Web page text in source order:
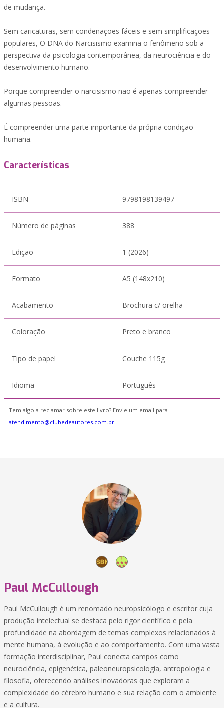
de mudança.
Sem caricaturas, sem condenações fáceis e sem simplificações
populares, O DNA do Narcisismo examina o fenômeno sob a
perspectiva da psicologia contemporânea, da neurociência e do
desenvolvimento humano.
Porque compreender o narcisismo não é apenas compreender
algumas pessoas.
É compreender uma parte importante da própria condição
humana.
Características
ISBN 9798198139497
Número de páginas 388
Edição 1 (2026)
Formato A5 (148x210)
Acabamento Brochura c/ orelha
Coloração Preto e branco
Tipo de papel Couche 115g
Idioma Português
Tem algo a reclamar sobre este livro? Envie um email para
atendimento@clubedeautores.com.br
Paul McCullough
Paul McCullough é um renomado neuropsicólogo e escritor cuja
produção intelectual se destaca pelo rigor científico e pela
profundidade na abordagem de temas complexos relacionados à
mente humana, à evolução e ao comportamento. Com uma vasta
formação interdisciplinar, Paul conecta campos como
neurociência, epigenética, paleoneuropsicologia, antropologia e
filosofia, oferecendo análises inovadoras que exploram a
complexidade do cérebro humano e sua relação com o ambiente
e a cultura.